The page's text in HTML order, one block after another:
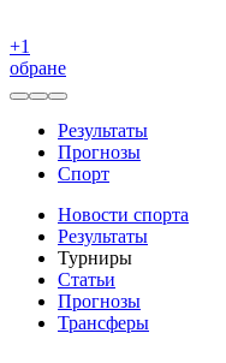
+1
обране
Результаты
Прогнозы
Спорт
Новости спорта
Результаты
Турниры
Статьи
Прогнозы
Трансферы